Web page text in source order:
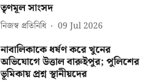
তৃণমূল সাংসদ
নিজস্ব প্রতিনিধি 09 Jul 2026
নাবালিকাকে ধর্ষণ করে খুনের
অভিযোগে উত্তাল বারুইপুর; পুলিশের
ভূমিকায় প্রশ্ন স্থানীয়দের